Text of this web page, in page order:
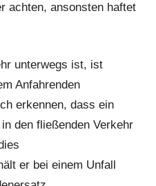
achten, ansonsten haftet
unterwegs ist, ist
Anfahrenden
erkennen, dass ein
den fließenden Verkehr
er bei einem Unfall